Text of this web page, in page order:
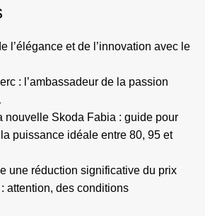
l’élégance et de l’innovation avec le
: l’ambassadeur de la passion
nouvelle Skoda Fabia : guide pour
puissance idéale entre 80, 95 et
une réduction significative du prix
attention, des conditions